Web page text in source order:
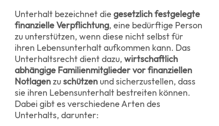
Unterhalt bezeichnet die gesetzlich festgelegte
finanzielle Verpflichtung, eine bedürftige Person
zu unterstützen, wenn diese nicht selbst für
ihren Lebensunterhalt aufkommen kann. Das
Unterhaltsrecht dient dazu, wirtschaftlich
abhängige Familienmitglieder vor finanziellen
Notlagenzuschützen und sicherzustellen, dass
sie ihren Lebensunterhalt bestreiten können.
Dabei gibt es verschiedene Arten des
Unterhalts, darunter: